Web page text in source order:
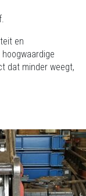
en
dat minder weegt,